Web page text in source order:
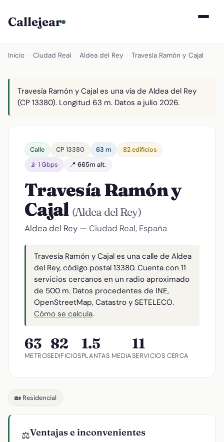
Callejear
Inicio Ciudad Real Aldea del Rey Travesía Ramón y Cajal
Travesía Ramón y Cajal es una vía de Aldea del Rey
(CP 13380). Longitud 63 m. Datos a julio 2026.
Calle CP 13380 63 m
82 edificios
📡 1 Gbps
📍 665m alt.
Travesía Ramón y
Cajal (Aldea del Rey)
Aldea del Rey — Ciudad Real, España
Travesía Ramón y Cajal es una calle de Aldea
del Rey, código postal 13380. Cuenta con 11
servicios cercanos en un radio aproximado
de 500 m. Datos procedentes de INE,
OpenStreetMap, Catastro y SETELECO.
Cómo se calcula.
63
METROS
82
EDIFICIOS
1.5
PLANTAS MEDIA
11
SERVICIOS CERCA
🏡 Residencial
⚖️Ventajas e inconvenientes